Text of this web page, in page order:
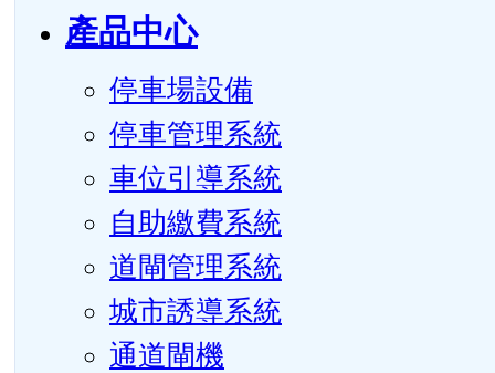
產品中心
停車場設備
停車管理系統
車位引導系統
自助繳費系統
道閘管理系統
城市誘導系統
通道閘機